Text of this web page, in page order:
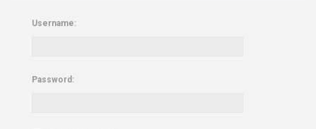
Username:
Password: